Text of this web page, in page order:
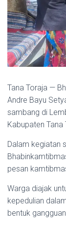
Tana Toraja —
Andre Bayu
sambang di
Kabupaten Tana
Dalam kegiatan
pesan
Warga diajak
kepedulian
bentuk